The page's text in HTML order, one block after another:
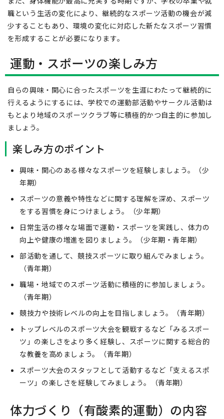
職という生活の変化により、継続的なスポーツ活動の機会が減
少することもあり、環境の変化に対応した新たなスポーツ習慣
を形成することが必要になります。
運動・スポーツの楽しみ方
自らの興味・関心に合ったスポーツを生涯にわたって継続的に
行えるようにするには、学校での運動部活動やサークル活動は
もとより地域のスポーツクラブ等に積極的かつ自主的に参加し
ましょう。
楽しみ方のポイント
興味・関心のある様々なスポーツを経験しましょう。（少
年期）
スポーツの意義や特性などに関する理解を深め、スポーツ
をする習慣を身につけましょう。（少年期）
日常生活の様々な場面で運動・スポーツを実践し、体力の
向上や健康の増進を図りましょう。（少年期・青年期）
部活動を通して、競技スポーツに取り組んでみましょう。
（青年期）
職場・地域でのスポーツ活動に積極的に参加しましょう。
（青年期）
競技力や技術レベルの向上を目指しましょう。（青年期）
トップレベルのスポーツ大会を観戦するなど「みるスポー
ツ」の楽しさをより多く経験し、スポーツに関する総合的
な教養を高めましょう。（青年期）
スポーツ大会のスタッフとして活動するなど「支えるスポ
ーツ」の楽しさを経験してみましょう。（青年期）
体力づくり（有酸素的運動）の内容